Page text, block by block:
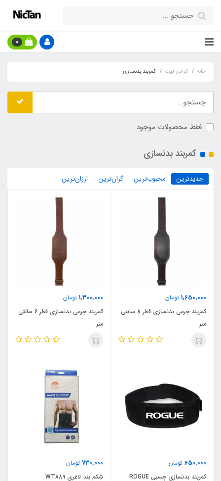
0
خانه کراس فیت کمربند بدنسازی
فقط محصولات موجود
کمربند بدنسازی
جدیدترین محبوب‌ترین گران‌ترین ارزان‌ترین
1,650,000 تومان
کمربند چرمی بدنسازی قطر 8 سانتی
متر
1,300,000 تومان
کمربند چرمی بدنسازی قطر 6 سانتی
متر
650,000 تومان
کمربند بدنسازی چسبی ROGUE
730,000 تومان
شکم بند لاغری WT889